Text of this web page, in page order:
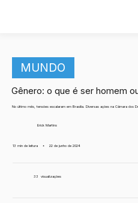
MUNDO
Gênero: o que é ser homem
No último mês, tensões escalaram em Brasília. Diversas ações na Câmara dos
Erick Martins
13 min de leitura • 22 de junho de 2024
33 visualizações